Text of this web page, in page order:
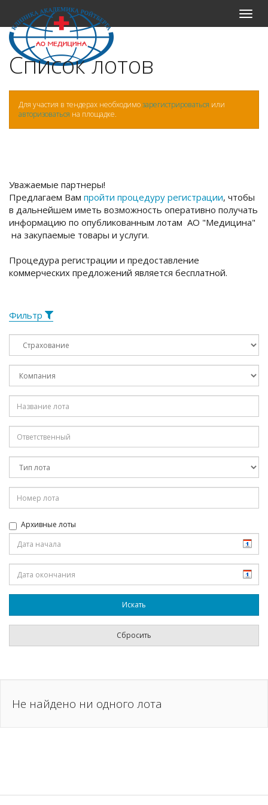
Меню
Список лотов
Для участия в тендерах необходимозарегистрироваться или
авторизоваться на площадке.
Уважаемые партнеры!
Предлагаем Вам пройти процедуру регистрации, чтобы
в дальнейшем иметь возможность оперативно получать
информацию по опубликованным лотам АО "Медицина"
на закупаемые товары и услуги.
Процедура регистрации и предоставление
коммерческих предложений является бесплатной.
Фильтр
Архивные лоты
Не найдено ни одного лота